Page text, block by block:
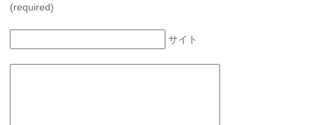
(required)
サイト